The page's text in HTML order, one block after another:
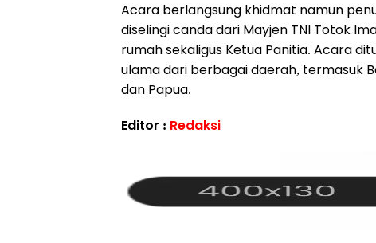
Acara berlangsung khidmat namun
diselingi canda dari Mayjen TNI Totok
rumah sekaligus Ketua Panitia. Acara
ulama dari berbagai daerah, termasuk
dan Papua.
Editor : Redaksi